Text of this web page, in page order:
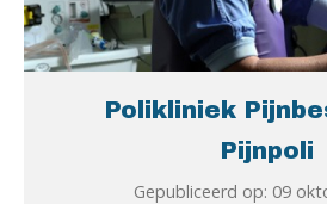
Polikliniek
Pijnpoli
Gepubliceerd op: 09